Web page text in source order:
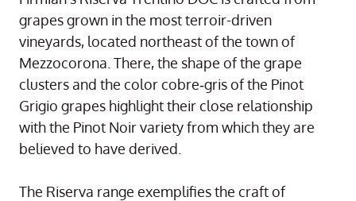
grapes grown in the most terroir-driven
vineyards, located northeast of the town of
Mezzocorona. There, the shape of the grape
clusters and the color cobre‑gris of the Pinot
Grigio grapes highlight their close relationship
with the Pinot Noir variety from which they are
believed to have derived.
The Riserva range exemplifies the craft of